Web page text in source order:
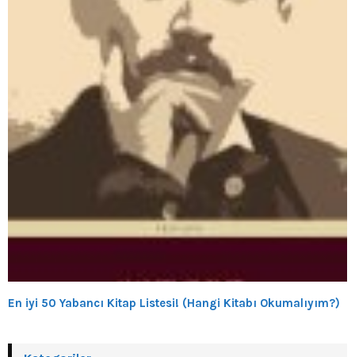
En iyi 50 Yabancı Kitap Listesi! (Hangi Kitabı Okumalıyım?)